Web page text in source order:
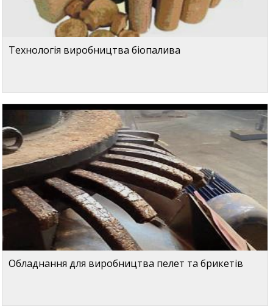
Технологія виробництва біопалива
Обладнання для виробництва пелет та брикетів